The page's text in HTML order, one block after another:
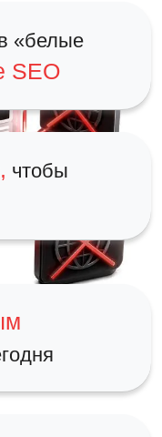
«белые
SEO
чтобы